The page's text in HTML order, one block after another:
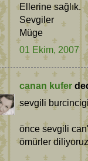
Ellerine sağlık.
Sevgiler
Müge
01 Ekim, 2007
canan kufer
sevgili
önce sevgili
ömürler